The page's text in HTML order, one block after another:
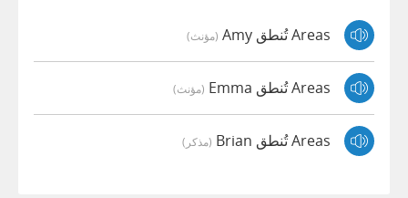
Areas تُنطق Amy (مؤنث)
Areas تُنطق Emma (مؤنث)
Areas تُنطق Brian (مذكر)